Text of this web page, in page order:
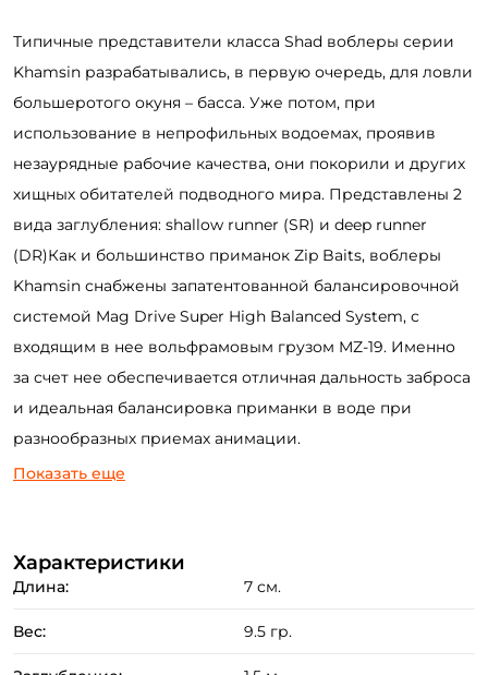
Типичные представители класса Shad воблеры серии
Khamsin разрабатывались, в первую очередь, для ловли
большеротого окуня – басса. Уже потом, при
использование в непрофильных водоемах, проявив
незаурядные рабочие качества, они покорили и других
хищных обитателей подводного мира. Представлены 2
вида заглубления: shallow runner (SR) и deep runner
(DR)Как и большинство приманок Zip Baits, воблеры
Khamsin снабжены запатентованной балансировочной
системой Mag Drive Super High Balanced System, с
входящим в нее вольфрамовым грузом MZ-19. Именно
за счет нее обеспечивается отличная дальность заброса
и идеальная балансировка приманки в воде при
разнообразных приемах анимации.
Показать еще
Характеристики
Длина: 7 см.
Вес: 9.5 гр.